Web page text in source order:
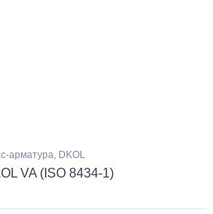
арматура, DKOL
VA (ISO 8434-1)